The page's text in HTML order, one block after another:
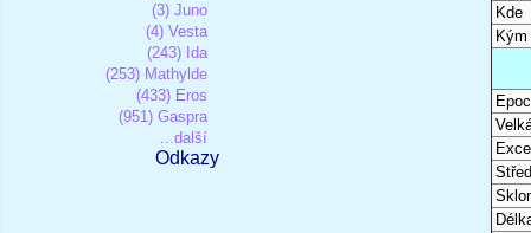
(3) Juno
(4) Vesta
(243) Ida
(253) Mathylde
(433) Eros
(951) Gaspra
...další
Odkazy
Kde
Kým